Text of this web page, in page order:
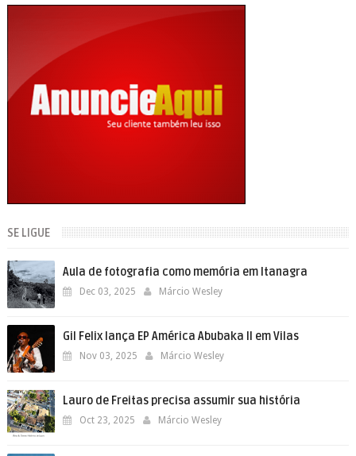
SE LIGUE
Aula de fotografia como memória em Itanagra
Dec 03, 2025 Márcio Wesley
Gil Felix lança EP América Abubaka II em Vilas
Nov 03, 2025 Márcio Wesley
Lauro de Freitas precisa assumir sua história
Oct 23, 2025 Márcio Wesley